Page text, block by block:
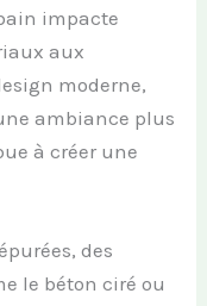
impacte
aux
moderne,
ambiance plus
à créer une
des
le béton ciré ou